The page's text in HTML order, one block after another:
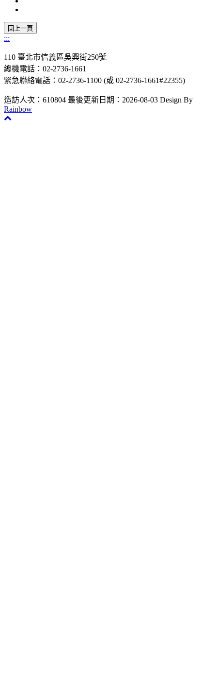
:::
110 臺北市信義區吳興街250號
總機電話：02-2736-1661
緊急聯絡電話：02-2736-1100 (或 02-2736-1661#22355)
造訪人次：610804 最後更新日期：2026-08-03 Design By
Rainbow